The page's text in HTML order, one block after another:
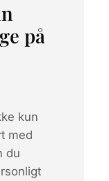
på
kun
med
du